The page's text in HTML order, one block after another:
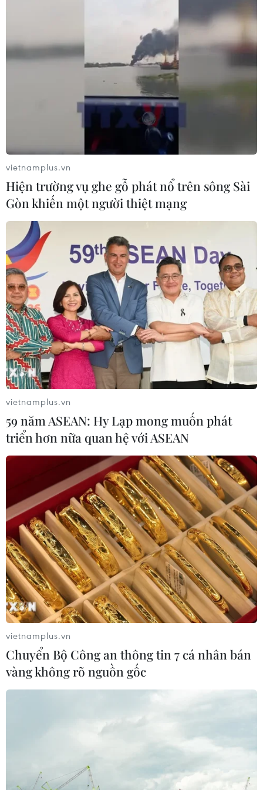
TIN CÙNG CHUYÊN MỤC
hướng sang người cao tuổi
08/08/2026 15:01
vietnamplus.vn
Hiện trường vụ ghe gỗ phát nổ trên sông Sài
Gòn khiến một người thiệt mạng
vietnamplus.vn
59 năm ASEAN: Hy Lạp mong muốn phát
triển hơn nữa quan hệ với ASEAN
vietnamplus.vn
Chuyển Bộ Công an thông tin 7 cá nhân bán
vàng không rõ nguồn gốc